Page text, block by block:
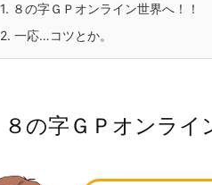
1. ８の字ＧＰオンライン世界へ！！
2. 一応…コツとか。
８の字ＧＰオンライ